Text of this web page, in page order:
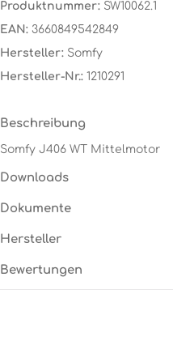
Produktnummer: SW10062.1
EAN: 3660849542849
Hersteller: Somfy
Hersteller-Nr.: 1210291
Beschreibung
Somfy J406 WT Mittelmotor
Downloads
Dokumente
Hersteller
Bewertungen